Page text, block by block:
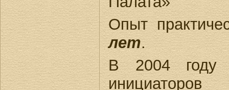
Опыт
лет.
В 2004 году